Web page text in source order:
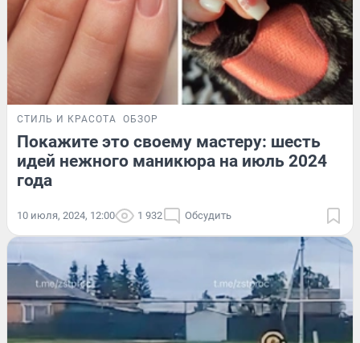
СТИЛЬ И КРАСОТА ОБЗОР
Покажите это своему мастеру: шесть
идей нежного маникюра на июль 2024
года
10 июля, 2024, 12:00 1 932 Обсудить